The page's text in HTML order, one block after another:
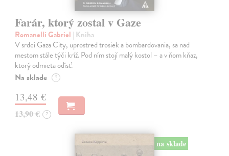
Farár, ktorý zostal v Gaze
Romanelli Gabriel | Kniha
V srdci Gaza City, uprostred trosiek a bombardovania, sa nad
mestom stále týči kríž. Pod ním stojí malý kostol – a v ňom kňaz,
ktorý odmieta odísť.
Na sklade ?
13,48 €
13,90 € ?
na sklade